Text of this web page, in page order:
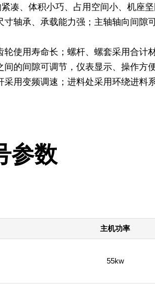
凑、体积小巧、占用空间小、机座坚
寸轴承、承载能力强；主轴轴向间隙
轮使用寿命长；螺杆、螺套采用合计
间的间隙可调节，仪表显示、操作方
采用变频调速；进料处采用环绕进料
参数
主机功率
55kw